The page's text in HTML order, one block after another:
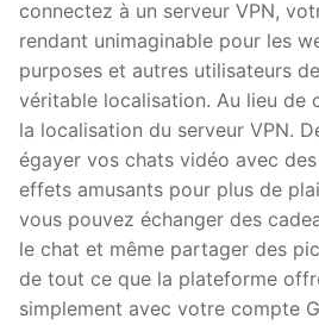
connectez à un serveur VPN,
rendant unimaginable pour les
purposes et autres utilisateurs
véritable localisation. Au lieu de
la localisation du serveur VPN.
égayer vos chats vidéo avec
effets amusants pour plus de
vous pouvez échanger des
le chat et même partager des
de tout ce que la plateforme
simplement avec votre compte